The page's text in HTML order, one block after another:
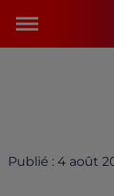
Publié : 4 août